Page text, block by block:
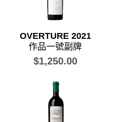
OVERTURE 2021
作品一號副牌
$1,250.00